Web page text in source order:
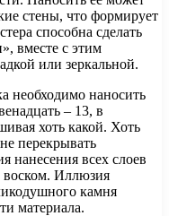
стены, что формирует
способна сделать
вместе с этим
или зеркальной.
необходимо наносить
– 13, в
хоть какой. Хоть
перекрывать
всех слоев
воском. Иллюзия
камня
материала.